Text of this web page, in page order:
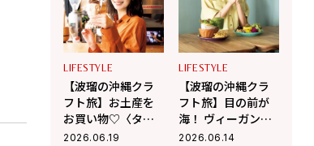
LIFESTYLE
【波瑠の沖縄クラ
フト旅】お土産を
お買い物♡〈タイ
ムレスチョコレー
2026.06.19
LIFESTYLE
【波瑠の沖縄クラ
フト旅】目の前が
海！ ヴィーガンカ
フェ〈ブルーポイ
2026.06.14